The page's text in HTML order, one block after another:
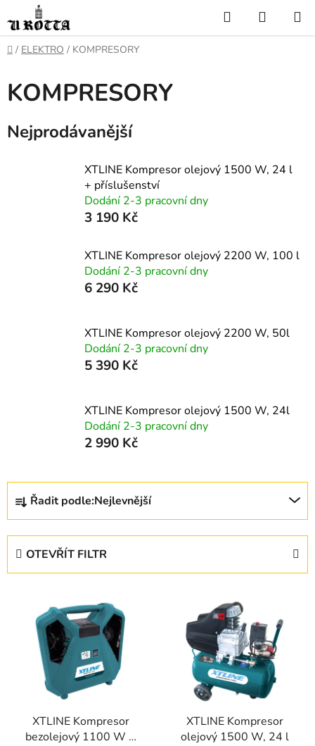
na
obsah
Hledat
KOŠÍK
DOMŮ
/ ELEKTRO / KOMPRESORY
KOMPRESORY
Nejprodávanější
XTLINE Kompresor olejový 1500 W, 24 l
+ příslušenství
Dodání 2-3 pracovní dny
3 190 Kč
XTLINE Kompresor olejový 2200 W, 100 l
Dodání 2-3 pracovní dny
6 290 Kč
XTLINE Kompresor olejový 2200 W, 50l
Dodání 2-3 pracovní dny
5 390 Kč
XTLINE Kompresor olejový 1500 W, 24l
Dodání 2-3 pracovní dny
2 990 Kč
Ř
z
Řadit podle:Nejlevnější
OTEVŘÍT FILTR
XTLINE Kompresor
bezolejový 1100 W +
XTLINE Kompresor
olejový 1500 W, 24 l